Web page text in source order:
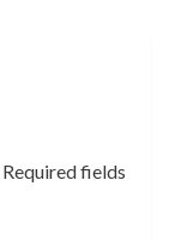
Required fields